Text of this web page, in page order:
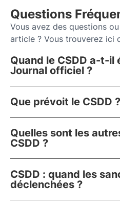
Questions
Vous avez des questions
article ? Vous trouverez ici
Quand le CSDD a-t-il
Journal officiel ?
Que prévoit le CSDD ?
Quelles sont les
CSDD ?
CSDD : quand les
déclenchées ?